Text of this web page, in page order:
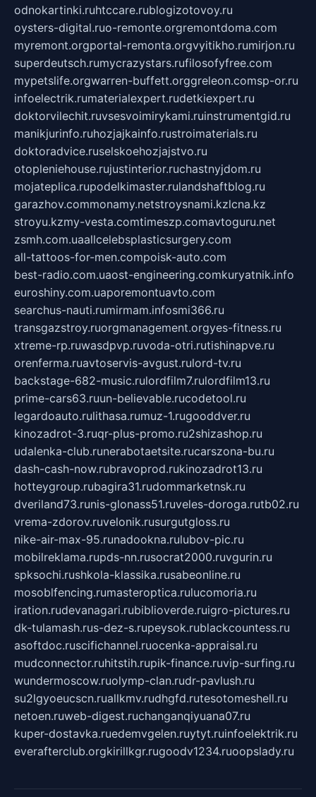
odnokartinki.ruhtccare.rublogizotovoy.ru
oysters-digital.ruo-remonte.orgremontdoma.com
myremont.orgportal-remonta.orgvyitikho.rumirjon.ru
superdeutsch.rumycrazystars.rufilosofyfree.com
mypetslife.orgwarren-buffett.orggreleon.comsp-or.ru
infoelectrik.rumaterialexpert.rudetkiexpert.ru
doktorvilechit.ruvsesvoimirykami.ruinstrumentgid.ru
manikjurinfo.ruhozjajkainfo.rustroimaterials.ru
doktoradvice.ruselskoehozjajstvo.ru
otopleniehouse.rujustinterior.ruchastnyjdom.ru
mojateplica.rupodelkimaster.rulandshaftblog.ru
garazhov.commonamy.netstroysnami.kzlcna.kz
stroyu.kzmy-vesta.comtimeszp.comavtoguru.net
zsmh.com.uaallcelebsplasticsurgery.com
all-tattoos-for-men.compoisk-auto.com
best-radio.com.uaost-engineering.comkuryatnik.info
euroshiny.com.uaporemontuavto.com
searchus-nauti.rumirmam.infosmi366.ru
transgazstroy.ruorgmanagement.orgyes-fitness.ru
xtreme-rp.ruwasdpvp.ruvoda-otri.rutishinapve.ru
orenferma.ruavtoservis-avgust.rulord-tv.ru
backstage-682-music.rulordfilm7.rulordfilm13.ru
prime-cars63.ruun-believable.rucodetool.ru
legardoauto.rulithasa.rumuz-1.rugooddver.ru
kinozadrot-3.ruqr-plus-promo.ru2shizashop.ru
udalenka-club.runerabotaetsite.rucarszona-bu.ru
dash-cash-now.rubravoprod.rukinozadrot13.ru
hotteygroup.rubagira31.rudommarketnsk.ru
dveriland73.runis-glonass51.ruveles-doroga.rutb02.ru
vrema-zdorov.ruvelonik.rusurgutgloss.ru
nike-air-max-95.runadookna.rulubov-pic.ru
mobilreklama.rupds-nn.rusocrat2000.ruvgurin.ru
spksochi.rushkola-klassika.rusabeonline.ru
mosoblfencing.rumasteroptica.rulucomoria.ru
iration.rudevanagari.rubiblioverde.ruigro-pictures.ru
dk-tulamash.rus-dez-s.rupeysok.rublackcountess.ru
asoftdoc.ruscifichannel.ruocenka-appraisal.ru
mudconnector.ruhitstih.rupik-finance.ruvip-surfing.ru
wundermoscow.ruolymp-clan.rudr-pavlush.ru
su2lgyoeucscn.ruallkmv.rudhgfd.rutesotomeshell.ru
netoen.ruweb-digest.ruchanganqiyuana07.ru
kuper-dostavka.ruedemvgelen.ruytyt.ruinfoelektrik.ru
everafterclub.orgkirillkgr.rugoodv1234.ruoopslady.ru